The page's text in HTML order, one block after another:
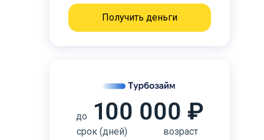
Получить деньги
до 100 000 ₽
срок (дней) возраст